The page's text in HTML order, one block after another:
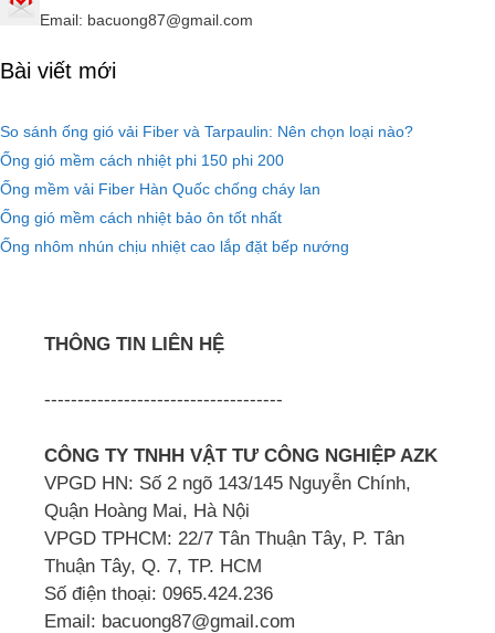
Email: bacuong87@gmail.com
Bài viết mới
So sánh ống gió vải Fiber và Tarpaulin: Nên chọn loại nào?
Ống gió mềm cách nhiệt phi 150 phi 200
Ống mềm vải Fiber Hàn Quốc chống cháy lan
Ống gió mềm cách nhiệt bảo ôn tốt nhất
Ống nhôm nhún chịu nhiệt cao lắp đặt bếp nướng
THÔNG TIN LIÊN HỆ
------------------------------------
CÔNG TY TNHH VẬT TƯ CÔNG NGHIỆP AZK
VPGD HN: Số 2 ngõ 143/145 Nguyễn Chính,
Quận Hoàng Mai, Hà Nội
VPGD TPHCM: 22/7 Tân Thuận Tây, P. Tân
Thuận Tây, Q. 7, TP. HCM
Số điện thoại: 0965.424.236
Email: bacuong87@gmail.com